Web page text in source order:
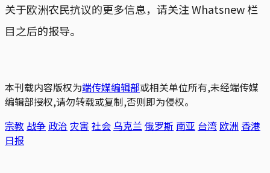
关于欧洲农民抗议的更多信息，请关注 Whatsnew 栏
目之后的报导。
本刊载内容版权为端传媒编辑部或相关单位所有,未经端传媒
编辑部授权,请勿转载或复制,否则即为侵权。
宗教 战争 政治 灾害 社会乌克兰 俄罗斯 南亚 台湾 欧洲 香港
日报